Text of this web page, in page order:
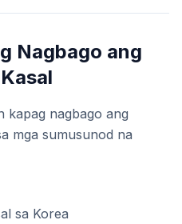
Nagbago ang
kapag nagbago ang
mga sumusunod na
sa Korea